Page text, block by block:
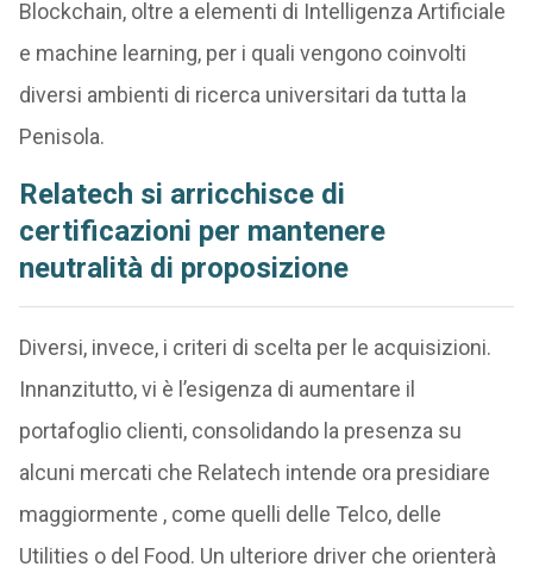
Blockchain, oltre a elementi di Intelligenza Artificiale
e machine learning, per i quali vengono coinvolti
diversi ambienti di ricerca universitari da tutta la
Penisola.
Relatech si arricchisce di
certificazioni per mantenere
neutralità di proposizione
Diversi, invece, i criteri di scelta per le acquisizioni.
Innanzitutto, vi è l’esigenza di aumentare il
portafoglio clienti, consolidando la presenza su
alcuni mercati che Relatech intende ora presidiare
maggiormente , come quelli delle Telco, delle
Utilities o del Food. Un ulteriore driver che orienterà